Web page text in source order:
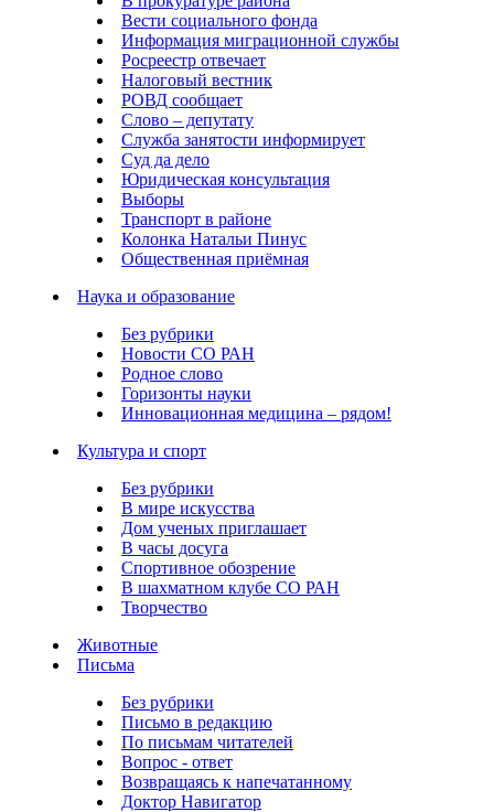
Вести социального фонда
Информация миграционной службы
Росреестр отвечает
Налоговый вестник
РОВД сообщает
Слово – депутату
Служба занятости информирует
Суд да дело
Юридическая консультация
Выборы
Транспорт в районе
Колонка Натальи Пинус
Общественная приёмная
Наука и образование
Без рубрики
Новости СО РАН
Родное слово
Горизонты науки
Инновационная медицина – рядом!
Культура и спорт
Без рубрики
В мире искусства
Дом ученых приглашает
В часы досуга
Спортивное обозрение
В шахматном клубе СО РАН
Творчество
Животные
Письма
Без рубрики
Письмо в редакцию
По письмам читателей
Вопрос - ответ
Возвращаясь к напечатанному
Доктор Навигатор